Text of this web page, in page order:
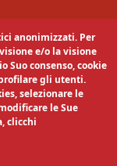
anonimizzati. Per
e/o la visione
Suo consenso, cookie
gli utenti.
selezionare le
le Sue
clicchi